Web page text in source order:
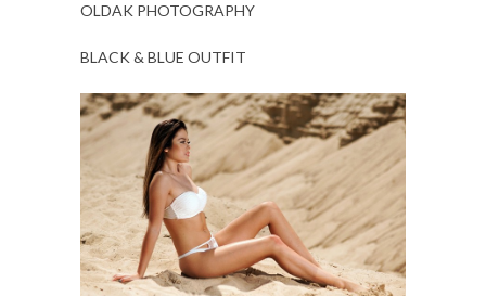
OLDAK PHOTOGRAPHY
BLACK & BLUE OUTFIT